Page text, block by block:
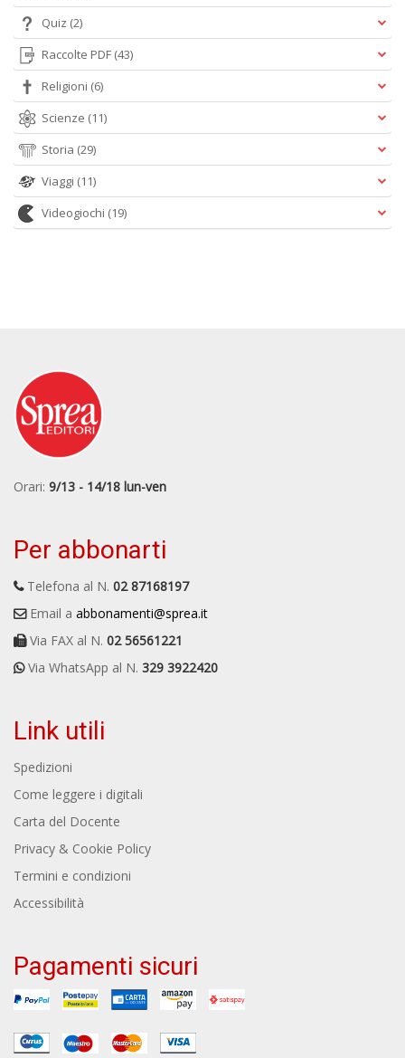
Quiz (2)
Raccolte PDF (43)
Religioni (6)
Scienze (11)
Storia (29)
Viaggi (11)
Videogiochi (19)
Orari: 9/13 - 14/18 lun-ven
Per abbonarti
Telefona al N. 02 87168197
Email a abbonamenti@sprea.it
Via FAX al N. 02 56561221
Via WhatsApp al N. 329 3922420
Link utili
Spedizioni
Come leggere i digitali
Carta del Docente
Privacy & Cookie Policy
Termini e condizioni
Accessibilità
Pagamenti sicuri